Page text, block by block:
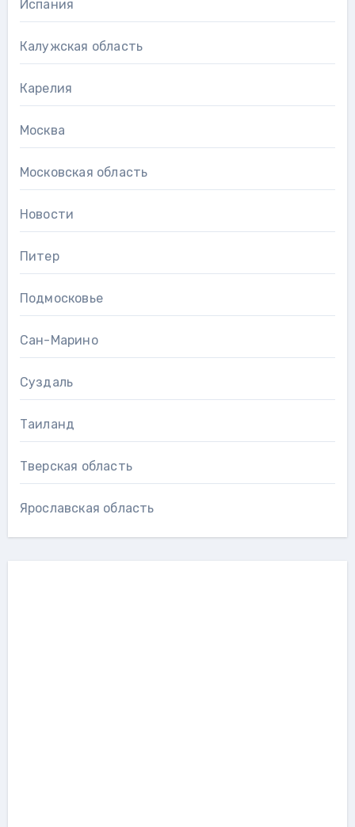
Испания
Калужская область
Карелия
Москва
Московская область
Новости
Питер
Подмосковье
Сан-Марино
Суздаль
Таиланд
Тверская область
Ярославская область